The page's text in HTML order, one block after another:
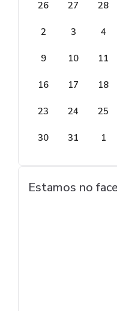
26 27 28
2 3 4
9 10 11
16 17 18
23 24 25
30 31 1
Estamos no